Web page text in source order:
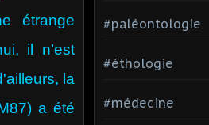
étrange
il n’est
la
a été
#paléontologie
#éthologie
#médecine